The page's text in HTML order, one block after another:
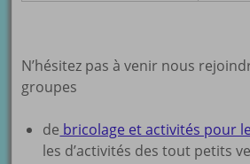
N’hésitez pas à venir nous
groupes
de bricolage et activités pour
les d’activités des tout petits